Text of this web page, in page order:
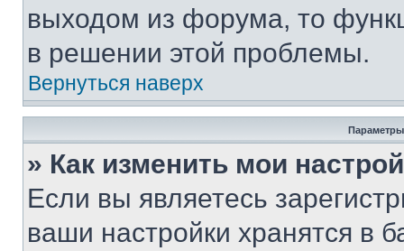
выходом из форума, то
в решении этой проблемы.
Вернуться наверх
Параметры
» Как изменить мои
Если вы являетесь
ваши настройки хранятся в